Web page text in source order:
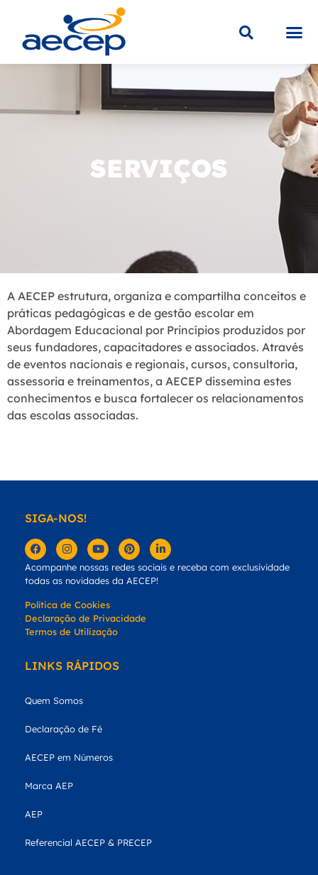
SERVIÇOS
A AECEP estrutura, organiza e compartilha conceitos e
práticas pedagógicas e de gestão escolar em
Abordagem Educacional por Princípios produzidos por
seus fundadores, capacitadores e associados. Através
de eventos nacionais e regionais, cursos, consultoria,
assessoria e treinamentos, a AECEP dissemina estes
conhecimentos e busca fortalecer os relacionamentos
das escolas associadas.
SIGA-NOS!
Acompanhe nossas redes sociais e receba com exclusividade
todas as novidades da AECEP!
Política de Cookies
Declaração de Privacidade
Termos de Utilização
LINKS RÁPIDOS
Quem Somos
Declaração de Fé
AECEP em Números
Marca AEP
AEP
Referencial AECEP & PRECEP